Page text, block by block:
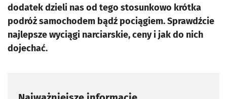
dodatek dzieli nas od tego stosunkowo krótka
podróż samochodem bądź pociągiem. Sprawdźcie
najlepsze wyciągi narciarskie, ceny i jak do nich
dojechać.